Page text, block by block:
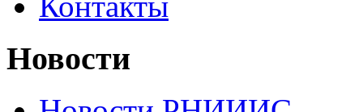
Новости